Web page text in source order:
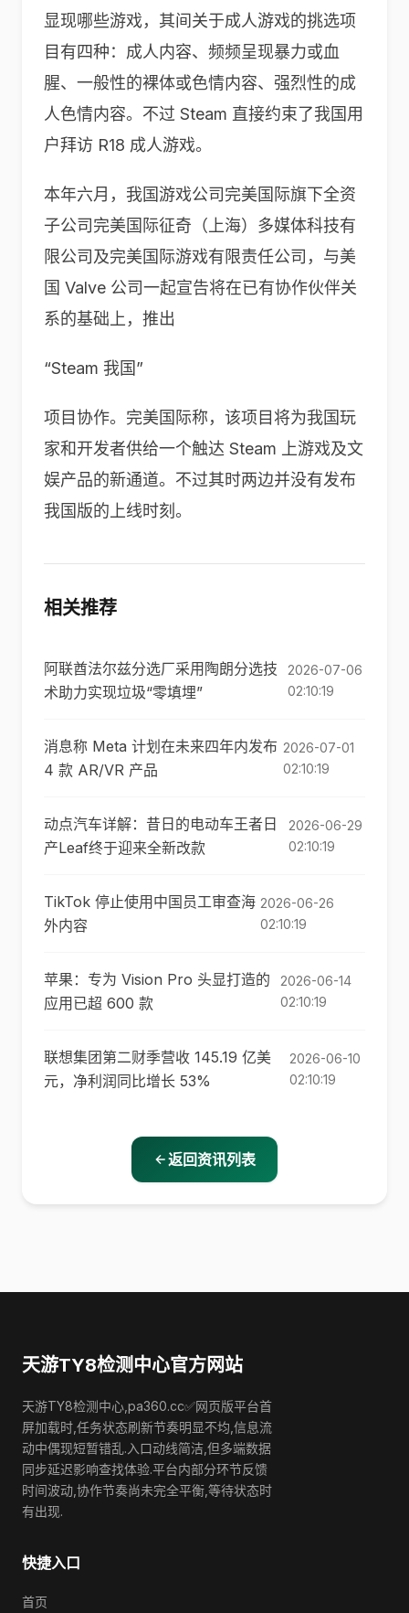
显现哪些游戏，其间关于成人游戏的挑选项
目有四种：成人内容、频频呈现暴力或血
腥、一般性的裸体或色情内容、强烈性的成
人色情内容。不过 Steam 直接约束了我国用
户拜访 R18 成人游戏。
本年六月，我国游戏公司完美国际旗下全资
子公司完美国际征奇（上海）多媒体科技有
限公司及完美国际游戏有限责任公司，与美
国 Valve 公司一起宣告将在已有协作伙伴关
系的基础上，推出
“Steam 我国”
项目协作。完美国际称，该项目将为我国玩
家和开发者供给一个触达 Steam 上游戏及文
娱产品的新通道。不过其时两边并没有发布
我国版的上线时刻。
相关推荐
阿联酋法尔兹分选厂采用陶朗分选技
术助力实现垃圾“零填埋”
2026-07-06
02:10:19
消息称 Meta 计划在未来四年内发布
4 款 AR/VR 产品
2026-07-01
02:10:19
动点汽车详解：昔日的电动车王者日
产Leaf终于迎来全新改款
2026-06-29
02:10:19
TikTok 停止使用中国员工审查海
外内容
2026-06-26
02:10:19
苹果：专为 Vision Pro 头显打造的
应用已超 600 款
2026-06-14
02:10:19
联想集团第二财季营收 145.19 亿美
元，净利润同比增长 53%
2026-06-10
02:10:19
返回资讯列表
天游TY8检测中心官方网站
天游TY8检测中心,pa360.cc✅网页版平台首
屏加载时,任务状态刷新节奏明显不均,信息流
动中偶现短暂错乱.入口动线简洁,但多端数据
同步延迟影响查找体验.平台内部分环节反馈
时间波动,协作节奏尚未完全平衡,等待状态时
有出现.
快捷入口
首页